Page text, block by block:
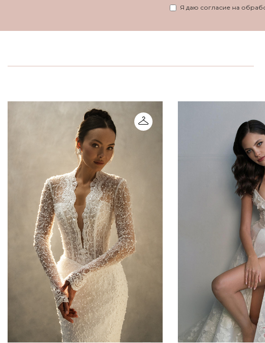
Я даю согласие на